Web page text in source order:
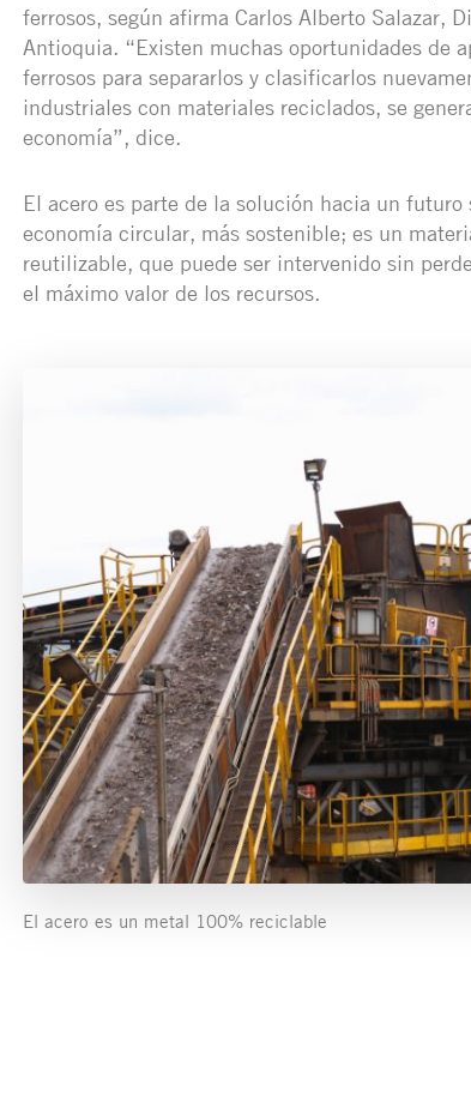
ferrosos, según afirma Carlos Alberto Salazar,
Antioquia. “Existen muchas oportunidades de
ferrosos para separarlos y clasificarlos
industriales con materiales reciclados, se
economía”, dice.
El acero es parte de la solución hacia un
economía circular, más sostenible; es un
reutilizable, que puede ser intervenido sin
el máximo valor de los recursos.
El acero es un metal 100% reciclable